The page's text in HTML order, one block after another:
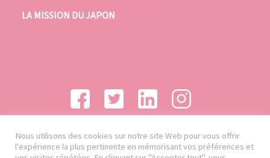
LA MISSION DU JAPON
Nous utilisons des cookies sur notre site Web pour vous offrir
l'expérience la plus pertinente en mémorisant vos préférences et